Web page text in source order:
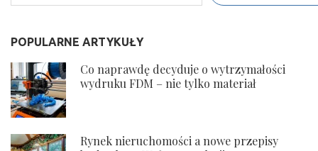
POPULARNE ARTYKUŁY
Co naprawdę decyduje o wytrzymałości
wydruku FDM – nie tylko materiał
Rynek nieruchomości a nowe przepisy